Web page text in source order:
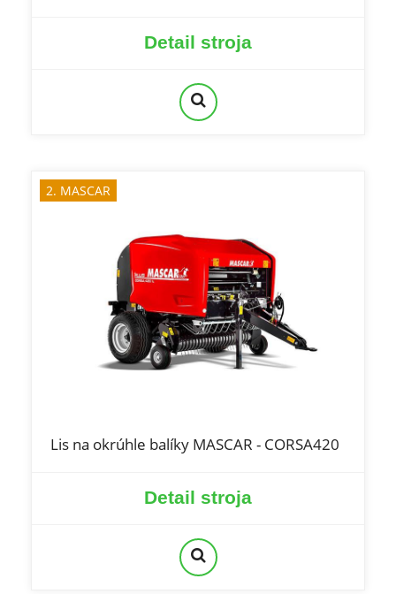
Detail stroja
2. MASCAR
Lis na okrúhle balíky MASCAR - CORSA420
Detail stroja